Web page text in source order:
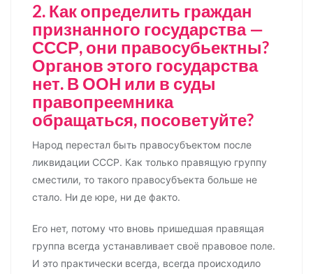
2. Как определить граждан
признанного государства —
СССР, они правосубьектны?
Органов этого государства
нет. В ООН или в суды
правопреемника
обращаться, посоветуйте?
Народ перестал быть правосубъектом после
ликвидации СССР. Как только правящую группу
сместили, то такого правосубъекта больше не
стало. Ни де юре, ни де факто.
Его нет, потому что вновь пришедшая правящая
группа всегда устанавливает своё правовое поле.
И это практически всегда, всегда происходило